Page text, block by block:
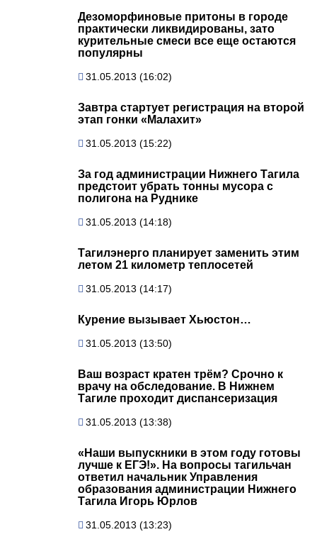
Дезоморфиновые притоны в городе
практически ликвидированы, зато
курительные смеси все еще остаются
популярны
31.05.2013 (16:02)
Завтра стартует регистрация на второй
этап гонки «Малахит»
31.05.2013 (15:22)
За год администрации Нижнего Тагила
предстоит убрать тонны мусора с
полигона на Руднике
31.05.2013 (14:18)
Тагилэнерго планирует заменить этим
летом 21 километр теплосетей
31.05.2013 (14:17)
Курение вызывает Хьюстон…
31.05.2013 (13:50)
Ваш возраст кратен трём? Срочно к
врачу на обследование. В Нижнем
Тагиле проходит диспансеризация
31.05.2013 (13:38)
«Наши выпускники в этом году готовы
лучше к ЕГЭ!». На вопросы тагильчан
ответил начальник Управления
образования администрации Нижнего
Тагила Игорь Юрлов
31.05.2013 (13:23)